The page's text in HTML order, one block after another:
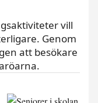
vill
Genom
att besökare